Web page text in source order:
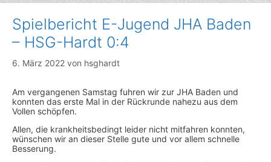
Spielbericht E-Jugend JHA Baden
– HSG-Hardt 0:4
6. März 2022 von hsghardt
Am vergangenen Samstag fuhren wir zur JHA Baden und
konnten das erste Mal in der Rückrunde nahezu aus dem
Vollen schöpfen.
Allen, die krankheitsbedingt leider nicht mitfahren konnten,
wünschen wir an dieser Stelle gute und vor allem schnelle
Besserung.